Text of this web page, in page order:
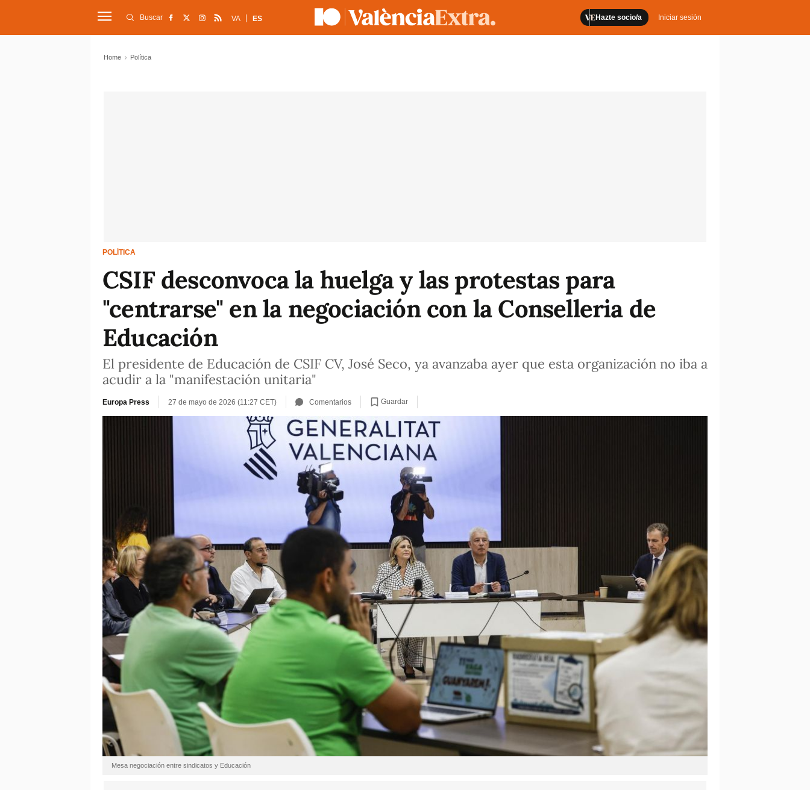
Hazte socio/a Iniciar sesión
Buscar VA ES
Home Política
POLÍTICA
CSIF desconvoca la huelga y las protestas para
"centrarse" en la negociación con la Conselleria de
Educación
El presidente de Educación de CSIF CV, José Seco, ya avanzaba ayer que esta organización no iba a
acudir a la "manifestación unitaria"
Europa Press 27 de mayo de 2026 (11:27 CET) Comentarios Guardar
Mesa negociación entre sindicatos y Educación